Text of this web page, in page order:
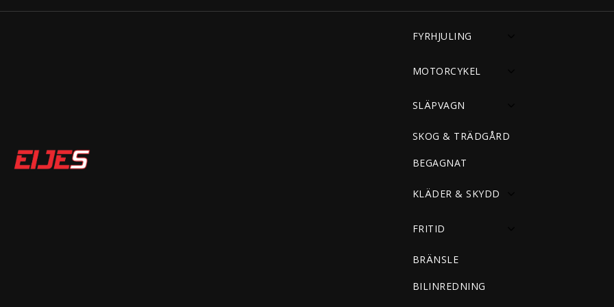
FYRHJULING
MOTORCYKEL
SLÄPVAGN
SKOG & TRÄDGÅRD
BEGAGNAT
KLÄDER & SKYDD
FRITID
BRÄNSLE
BILINREDNING